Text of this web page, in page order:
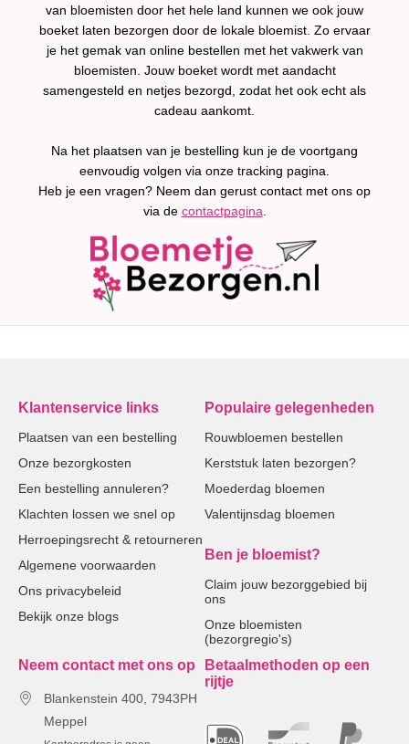
van bloemisten door het hele land kunnen we ook jouw
boeket laten bezorgen door de lokale bloemist. Zo ervaar
je het gemak van online bestellen met het vakwerk van
bloemisten. Jouw boeket wordt met aandacht
samengesteld en netjes bezorgd, zodat het ook echt als
cadeau aankomt.
Na het plaatsen van je bestelling kun je de voortgang
eenvoudig volgen via onze tracking pagina.
Heb je een vragen? Neem dan gerust contact met ons op
via de contactpagina
Klantenservice links
Plaatsen van een bestelling
Onze bezorgkosten
Een bestelling annuleren?
Klachten lossen we snel op
Herroepingsrecht & retourneren
Algemene voorwaarden
Ons privacybeleid
Bekijk onze blogs
Populaire gelegenheden
Rouwbloemen bestellen
Kerststuk laten bezorgen?
Moederdag bloemen
Valentijnsdag bloemen
Ben je bloemist?
Claim jouw bezorggebied bij
ons
Onze bloemisten
(bezorgregio's)
Neem contact met ons op
Blankenstein 400, 7943PH
Meppel
Betaalmethoden op een
rijtje